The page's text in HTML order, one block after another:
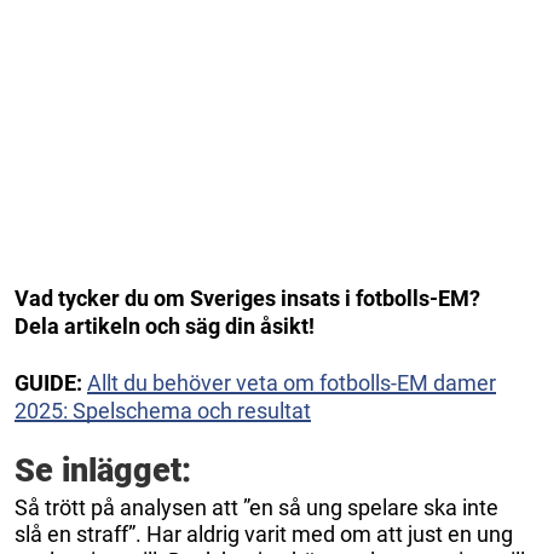
Vad tycker du om Sveriges insats i fotbolls-EM?
Dela artikeln och säg din åsikt!
GUIDE: Allt du behöver veta om fotbolls-EM damer
2025: Spelschema och resultat
Se inlägget:
Så trött på analysen att ”en så ung spelare ska inte
slå en straff”. Har aldrig varit med om att just en ung